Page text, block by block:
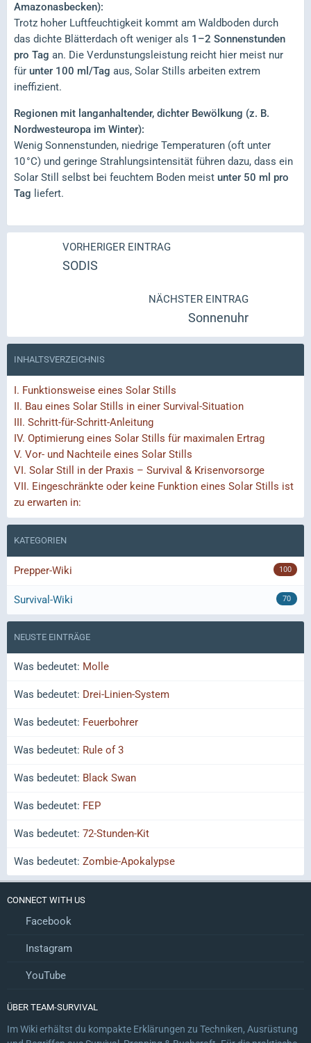
Amazonasbecken):
Trotz hoher Luftfeuchtigkeit kommt am Waldboden durch
das dichte Blätterdach oft weniger als 1–2 Sonnenstunden
pro Tag an. Die Verdunstungsleistung reicht hier meist nur
für unter 100 ml/Tag aus, Solar Stills arbeiten extrem
ineffizient.
Regionen mit langanhaltender, dichter Bewölkung (z. B.
Nordwesteuropa im Winter):
Wenig Sonnenstunden, niedrige Temperaturen (oft unter
10 °C) und geringe Strahlungsintensität führen dazu, dass ein
Solar Still selbst bei feuchtem Boden meist unter 50 ml pro
Tag liefert.
VORHERIGER EINTRAG
SODIS
NÄCHSTER EINTRAG
Sonnenuhr
INHALTSVERZEICHNIS
I. Funktionsweise eines Solar Stills
II. Bau eines Solar Stills in einer Survival-Situation
III. Schritt-für-Schritt-Anleitung
IV. Optimierung eines Solar Stills für maximalen Ertrag
V. Vor- und Nachteile eines Solar Stills
VI. Solar Still in der Praxis – Survival & Krisenvorsorge
VII. Eingeschränkte oder keine Funktion eines Solar Stills ist
zu erwarten in:
KATEGORIEN
Prepper-Wiki 100
Survival-Wiki 70
NEUSTE EINTRÄGE
Was bedeutet: Molle
Was bedeutet: Drei-Linien-System
Was bedeutet: Feuerbohrer
Was bedeutet: Rule of 3
Was bedeutet: Black Swan
Was bedeutet: FEP
Was bedeutet: 72-Stunden-Kit
Was bedeutet: Zombie-Apokalypse
CONNECT WITH US
Facebook
Instagram
YouTube
ÜBER TEAM-SURVIVAL
Im Wiki erhältst du kompakte Erklärungen zu Techniken, Ausrüstung